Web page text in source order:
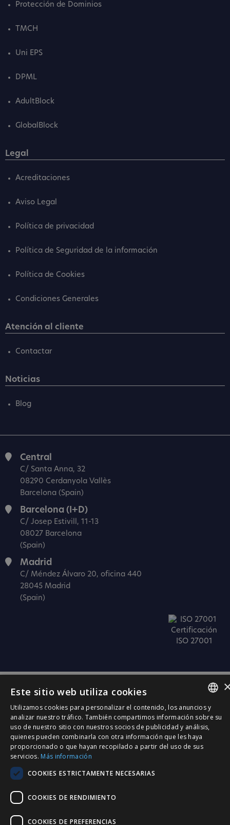
Protección de Dominios
TMCH
Uni EPS
DPML
AdultBlock
GlobalBlock
Legal
Acreditaciones
Aviso Legal
Política de privacidad
Política de Seguridad de la información
Política de Cookies
Condiciones Generales
Atención al cliente
Contactar
Noticias
Blog
Central
C/ Santa Anna, 32
08290 Cerdanyola Vallès
Barcelona (Spain)
Barcelona (I+D)
C/ Josep Estivill, 11-13
08027 Barcelona
(Spain)
Madrid
C/ Méndez Álvaro 20, oficina 440
28045 Madrid
(Spain)
Certificación
ISO 27001
SPANISH
CATALÀ
ENGLISH
Este sitio web utiliza cookies
Utilizamos cookies para personalizar el contenido, los anuncios y
analizar nuestro tráfico. También compartimos información sobre su
uso de nuestro sitio con nuestros socios de publicidad y análisis,
quienes pueden combinarla con otra información que les haya
proporcionado o que hayan recopilado a partir del uso de sus
servicios. Más información
COOKIES ESTRICTAMENTE NECESARIAS
COOKIES DE RENDIMIENTO
COOKIES DE PREFERENCIAS